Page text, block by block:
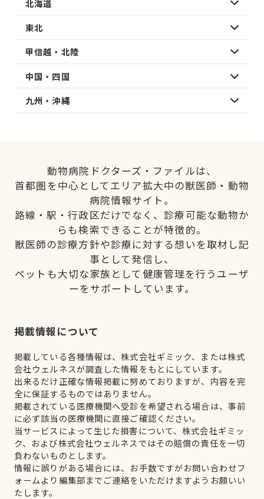
北海道
東北
甲信越・北陸
中国・四国
九州・沖縄
動物病院ドクターズ・ファイルは、
首都圏を中心としてエリア拡大中の獣医師・動物
病院情報サイト。
路線・駅・行政区だけでなく、診療可能な動物か
らも検索できることが特徴的。
獣医師の診療方針や診療に対する想いを取材し記
事として発信し、
ペットも大切な家族として健康管理を行うユーザ
ーをサポートしています。
掲載情報について
掲載している各種情報は、株式会社ギミック、または株式
会社ウェルネスが調査した情報をもとにしています。
出来るだけ正確な情報掲載に努めておりますが、内容を完
全に保証するものではありません。
掲載されている医療機関へ受診を希望される場合は、事前
に必ず該当の医療機関に直接ご確認ください。
当サービスによって生じた損害について、株式会社ギミッ
ク、および株式会社ウェルネスではその賠償の責任を一切
負わないものとします。
情報に誤りがある場合には、お手数ですがお問い合わせフ
ォームより編集部までご連絡をいただけますようお願いい
たします。